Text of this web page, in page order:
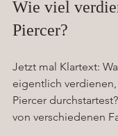
Wie viel
Piercer?
Jetzt mal Klartext:
eigentlich
Piercer
von verschiedenen